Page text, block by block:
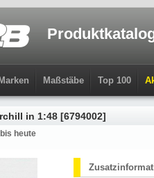
Marken Maßstäbe Top 100
in 1:48 [6794002]
heute